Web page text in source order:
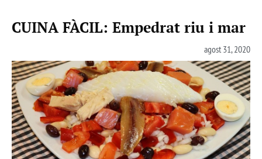
CUINA FÀCIL: Empedrat riu i mar
agost 31, 2020